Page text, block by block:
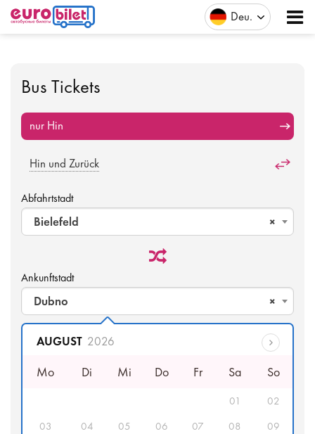
Deu
Bus Tickets
nur Hin
Hin und Zurück
Abfahrtstadt
×
Bielefeld
Ankunftstadt
×
Dubno
AUGUST 2026
Mo Di Mi Do Fr Sa So
01
02
03
04 05 06 07 08
09